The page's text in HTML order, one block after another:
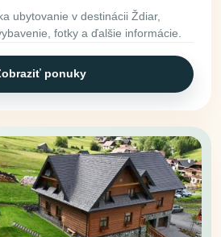
ubytovanie v destinácii Ždiar,
fotky a ďalšie informácie.
ponuky